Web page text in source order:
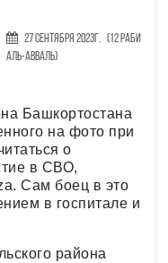
27 Сентября 2023г. (12 Раби
аль-авваль)
Башкортостана
на фото при
о
в СВО,
Сам боец в это
в госпитале и
района